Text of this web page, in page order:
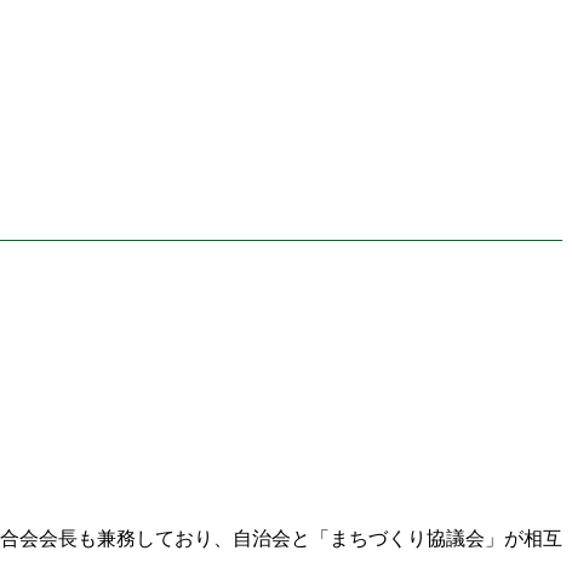
会会長も兼務しており、自治会と「まちづくり協議会」が相互